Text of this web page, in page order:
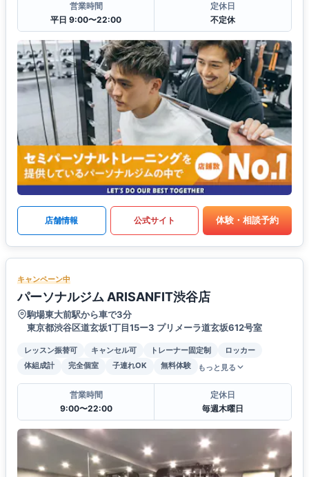
営業時間
平日 9:00〜22:00
定休日
不定休
店舗情報 公式サイト 体験・相談予約
キャンペーン中
パーソナルジム ARISANFIT渋谷店
駒場東大前駅から車で3分
東京都渋谷区道玄坂1丁目15ー3 プリメーラ道玄坂612号室
レッスン振替可 キャンセル可 トレーナー固定制
ロッカー
体組成計
完全個室 子連れOK 無料体験 もっと見る
営業時間
9:00〜22:00
定休日
毎週木曜日